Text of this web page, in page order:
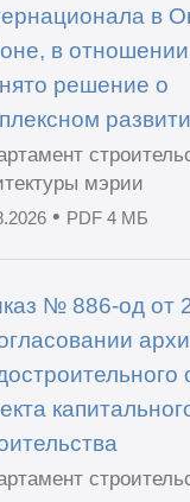
в
в
решение о
мэрии
• PDF 4 МБ
№ 886-од от